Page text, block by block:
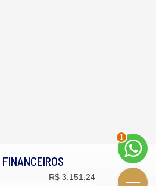
FINANCEIROS
R$ 3.151,24
2